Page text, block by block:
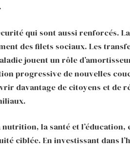
qui sont aussi renforcés.
des filets sociaux. Les
jouent un rôle
progressive de nouvelles
davantage de citoyens et de
nutrition, la santé et l’éducation,
ciblée. En investissant dans